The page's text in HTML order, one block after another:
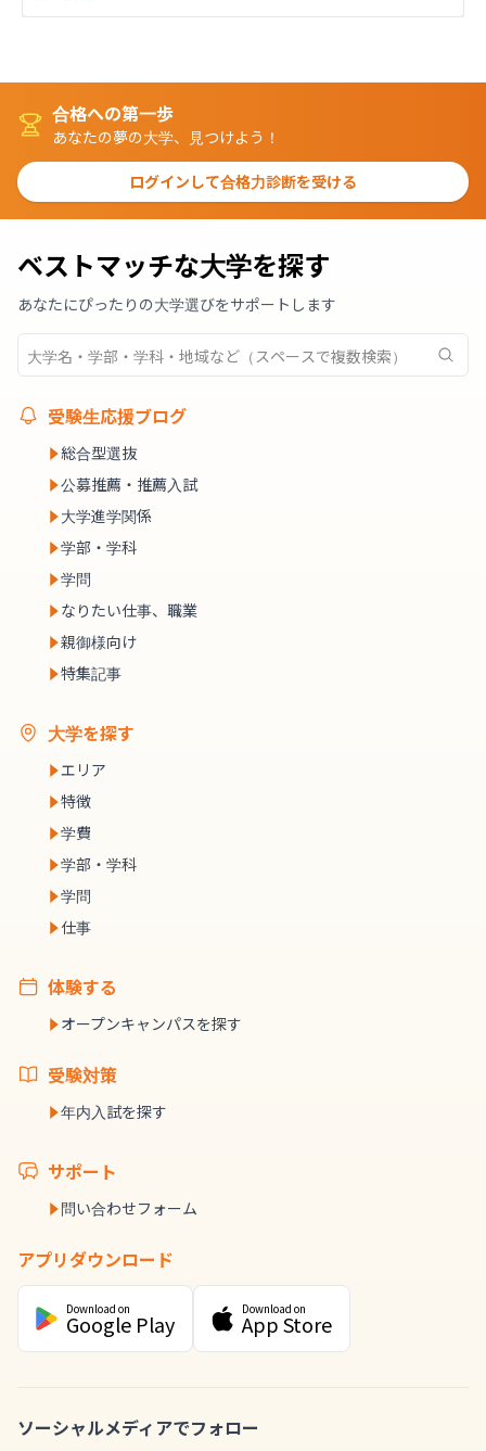
合格への第一歩
あなたの夢の大学、見つけよう！
ログインして合格力診断を受ける
ベストマッチな大学を探す
あなたにぴったりの大学選びをサポートします
受験生応援ブログ
総合型選抜
公募推薦・推薦入試
大学進学関係
学部・学科
学問
なりたい仕事、職業
親御様向け
特集記事
大学を探す
エリア
特徴
学費
学部・学科
学問
仕事
体験する
オープンキャンパスを探す
受験対策
年内入試を探す
サポート
問い合わせフォーム
アプリダウンロード
Download on
Google Play
Download on
App Store
ソーシャルメディアでフォロー